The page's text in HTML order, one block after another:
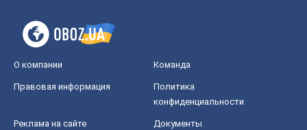
О компании Команда
Правовая информация
Политика
конфиденциальности
Реклама на сайте Документы